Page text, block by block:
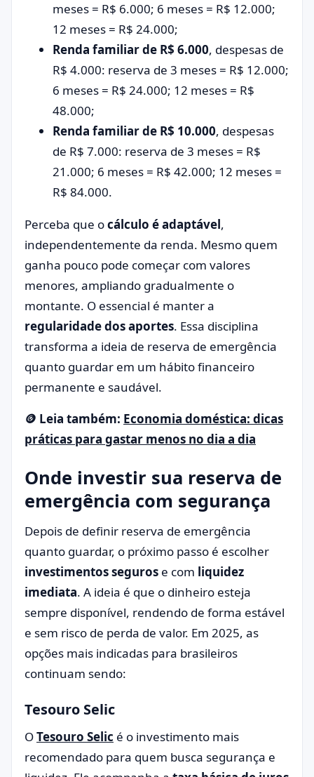
meses = R$ 6.000; 6 meses = R$ 12.000;
12 meses = R$ 24.000;
Renda familiar de R$ 6.000, despesas de
R$ 4.000: reserva de 3 meses = R$ 12.000;
6 meses = R$ 24.000; 12 meses = R$
48.000;
Renda familiar de R$ 10.000, despesas
de R$ 7.000: reserva de 3 meses = R$
21.000; 6 meses = R$ 42.000; 12 meses =
R$ 84.000.
Perceba que ocálculo é adaptável,
independentemente da renda. Mesmo quem
ganha pouco pode começar com valores
menores, ampliando gradualmente o
montante. O essencial é manter a
regularidade dos aportes. Essa disciplina
transforma a ideia de reserva de emergência
quanto guardar em um hábito financeiro
permanente e saudável.
🪙 Leia também: Economia doméstica: dicas
práticas para gastar menos no dia a dia
Onde investir sua reserva de
emergência com segurança
Depois de definir reserva de emergência
quanto guardar, o próximo passo é escolher
investimentos seguros e com liquidez
imediata. A ideia é que o dinheiro esteja
sempre disponível, rendendo de forma estável
e sem risco de perda de valor. Em 2025, as
opções mais indicadas para brasileiros
continuam sendo:
Tesouro Selic
OTesouro Selic é o investimento mais
recomendado para quem busca segurança e